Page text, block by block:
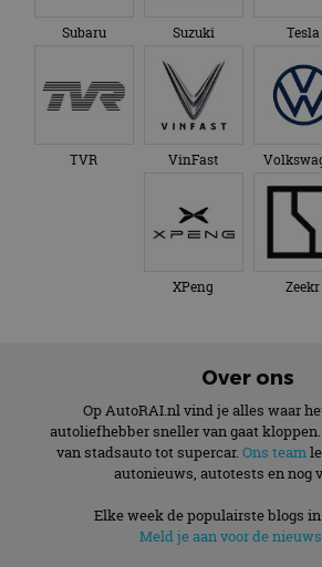
Subaru Suzuki Tesla
TVR VinFast
XPeng Zeekr
Over ons
Op AutoRAI.nl vind je alles waar
autoliefhebber sneller van gaat kloppen.
van stadsauto tot supercar. Ons team
autonieuws, autotests en nog
Elke week de populairste blogs
Meld je aan voor de